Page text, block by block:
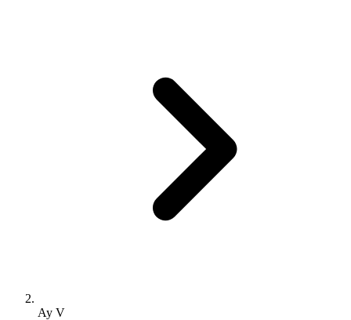
Ay V